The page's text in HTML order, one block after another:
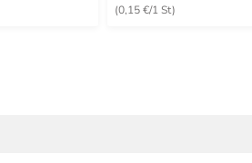
(0,15 €/1 St)